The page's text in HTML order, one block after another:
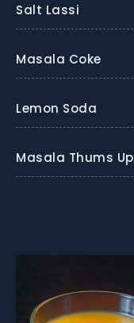
Salt Lassi
Masala Coke
Lemon Soda
Masala Thums Up